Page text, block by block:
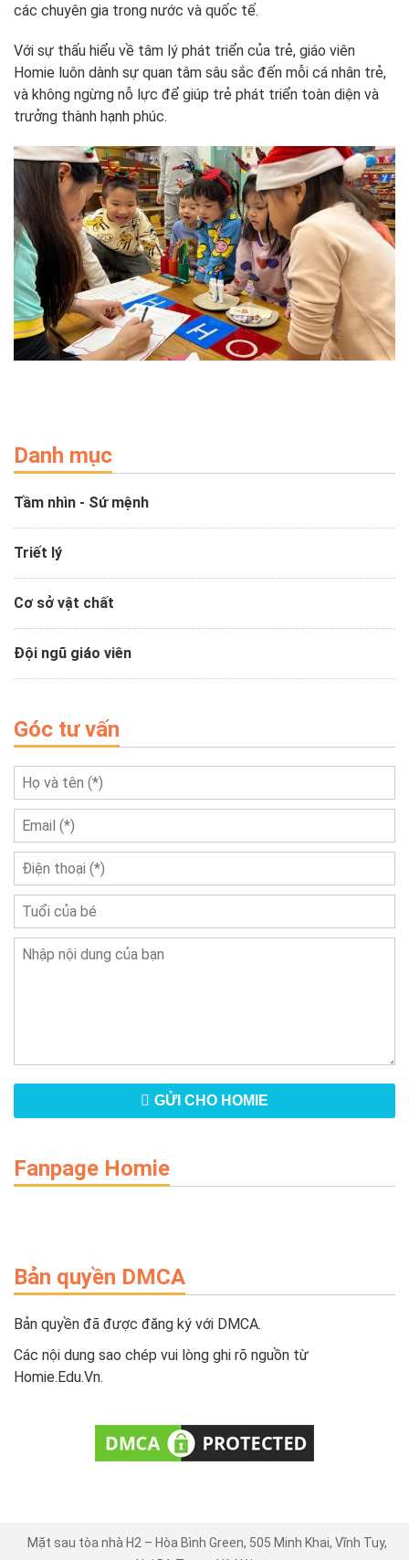
các chuyên gia trong nước và quốc tế.
Với sự thấu hiểu về tâm lý phát triển của trẻ, giáo viên
Homie luôn dành sự quan tâm sâu sắc đến mỗi cá nhân trẻ,
và không ngừng nỗ lực để giúp trẻ phát triển toàn diện và
trưởng thành hạnh phúc.
Danh mục
Tầm nhìn - Sứ mệnh
Triết lý
Cơ sở vật chất
Đội ngũ giáo viên
Góc tư vấn
Fanpage Homie
Bản quyền DMCA
Bản quyền đã được đăng ký với DMCA.
Các nội dung sao chép vui lòng ghi rõ nguồn từ
Homie.Edu.Vn.
Mặt sau tòa nhà H2 – Hòa Bình Green, 505 Minh Khai, Vĩnh Tuy,